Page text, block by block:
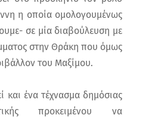
η οποία ομολογουμένως
σε μία διαβούλευση με
στην Θράκη που όμως
του Μαξίμου.
και ένα τέχνασμα δημόσιας
προκειμένου να